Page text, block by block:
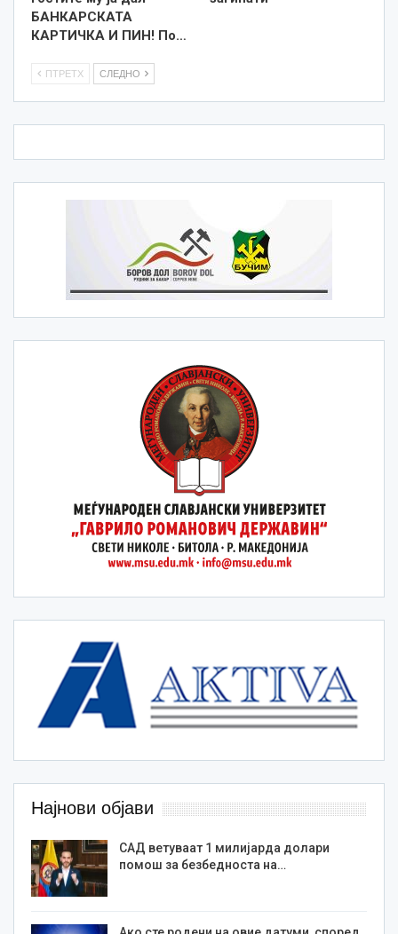
БАНКАРСКАТА
КАРТИЧКА И ПИН! По…
ПТРЕТХ СЛЕДНО
Најнови објави
САД ветуваат 1 милијарда долари
помош за безбедноста на…